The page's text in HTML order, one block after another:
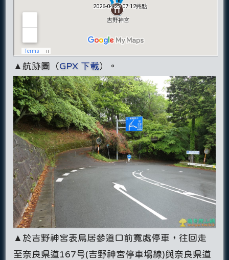
▲航跡圖（GPX 下載）。
▲於吉野神宮表鳥居參道口前寬處停車，往回走
至奈良県道167号(吉野神宮停車場線)與奈良県道